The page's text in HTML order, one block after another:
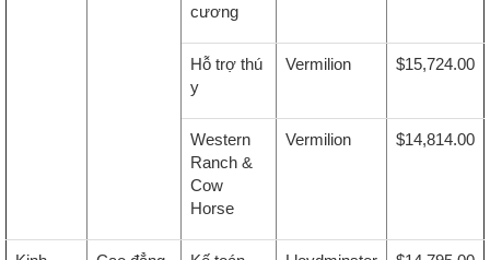
cương
Hỗ trợ thú
y
Vermilion $15,724.00
Western
Ranch &
Cow
Horse
Vermilion $14,814.00